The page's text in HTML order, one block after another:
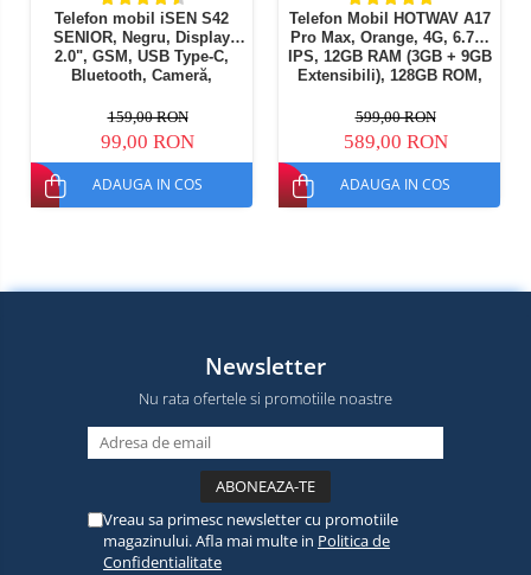
Telefon mobil iSEN S42
SENIOR, Negru, Display
2.0", GSM, USB Type-C,
Bluetooth, Cameră,
cablu, Baterie 1800mAh,
Buton SOS, Negru, Dual
SIM
159,00 RON
99,00 RON
ADAUGA IN COS
Telefon Mobil HOTWAV A17
Pro Max, Orange, 4G, 6.75"
IPS, 12GB RAM (3GB + 9GB
Extensibili), 128GB ROM,
Procesor ASR8662 Octa-
Core, Wi-Fi 6, Bluetooth 5.4,
Dual SIM
599,00 RON
589,00 RON
ADAUGA IN COS
Newsletter
Nu rata ofertele si promotiile noastre
Vreau sa primesc newsletter cu promotiile
magazinului. Afla mai multe in Politica de
Confidentialitate